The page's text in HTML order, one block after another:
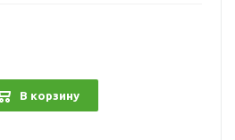
В корзину